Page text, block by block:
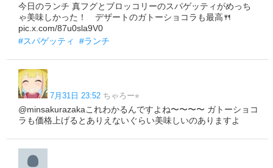
今日のランチ 真フグとブロッコリーのスパゲッティがめっち
ゃ美味しかった！ デザートのガトーショコラも最高🍴
pic.x.com/87u0sla9V0
#スパゲッティ
#ランチ
7月31日 23:52 ちゃろー⭐︎
@minsakurazakaこれわかるんですよね〜〜〜〜 ガトーショコ
ラも価格上げるとありえないぐらい美味しいのありますよ